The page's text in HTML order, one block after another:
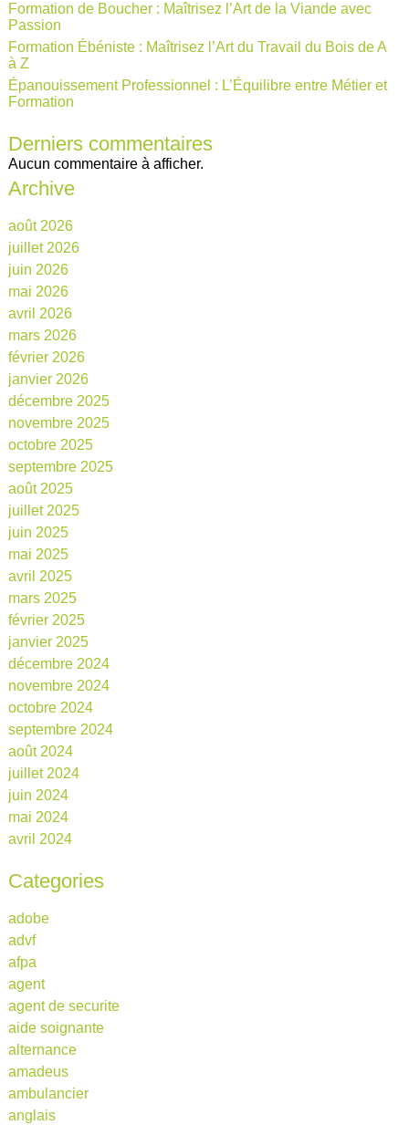
Formation de Boucher : Maîtrisez l’Art de la Viande avec
Passion
Formation Ébéniste : Maîtrisez l’Art du Travail du Bois de A
à Z
Épanouissement Professionnel : L’Équilibre entre Métier et
Formation
Derniers commentaires
Aucun commentaire à afficher.
Archive
août 2026
juillet 2026
juin 2026
mai 2026
avril 2026
mars 2026
février 2026
janvier 2026
décembre 2025
novembre 2025
octobre 2025
septembre 2025
août 2025
juillet 2025
juin 2025
mai 2025
avril 2025
mars 2025
février 2025
janvier 2025
décembre 2024
novembre 2024
octobre 2024
septembre 2024
août 2024
juillet 2024
juin 2024
mai 2024
avril 2024
Categories
adobe
advf
afpa
agent
agent de securite
aide soignante
alternance
amadeus
ambulancier
anglais